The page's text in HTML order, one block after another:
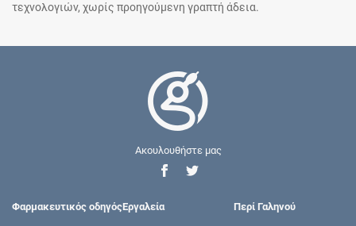
τεχνολογιών, χωρίς προηγούμενη γραπτή άδεια.
Ακουλουθήστε μας
Φαρμακευτικός οδηγόςΕργαλεία Περί Γαληνού